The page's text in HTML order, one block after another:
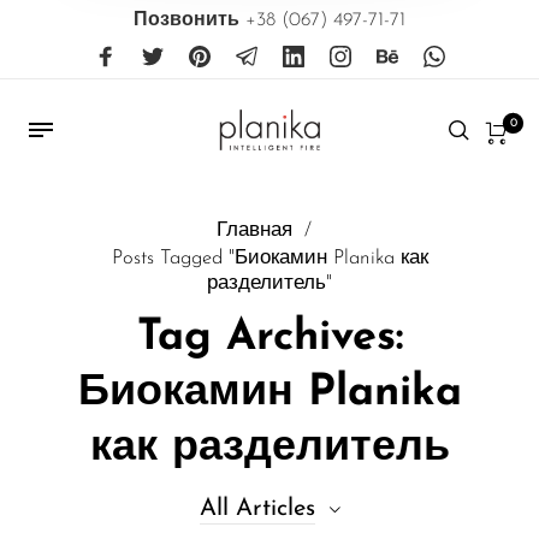
Позвонить +38 (067) 497-71-71
0
Главная
/
Posts Tagged "Биокамин Planika как
разделитель"
Tag Archives:
Биокамин Planika
как разделитель
All Articles